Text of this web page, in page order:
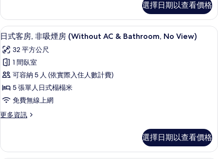
相
片
情
房
(Without
AC
&
Bathroom,
No
View)
的
所
有
片
客
房,
非
煙
房
(Without
AC
&
Bathroom,
No
View)
選擇日期以查看價格
顯
示
日
式
客
房,
吸
房
1
日式客房, 非吸煙房 (Without AC & Bathroom, No View)
32 平方公尺
1 間臥室
可容納 5 人 (依實際入住人數計費)
5 張單人日式榻榻米
免費無線上網
更多資訊
更
客
選擇日期以查看價格